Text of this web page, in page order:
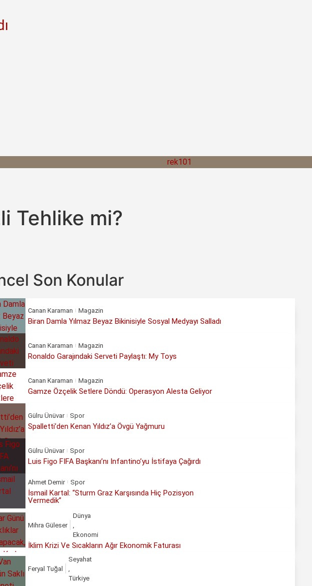
Tehlike mi?
Son Konular
Canan Karaman Magazin
Biran Damla Yılmaz Beyaz Bikinisiyle Sosyal Medyayı Salladı
Canan Karaman Magazin
Ronaldo Garajındaki Serveti Paylaştı: My Toys
Canan Karaman Magazin
Gamze Özçelik Setlere Döndü: Operasyon Alesta Geliyor
Gülru Ünüvar Spor
Spalletti’den Kenan Yıldız’a Övgü Yağmuru
Gülru Ünüvar Spor
Luis Figo FIFA Başkanı’nı Infantino’yu İstifaya Çağırdı
Ahmet Demir Spor
İsmail Kartal: “Sturm Graz Karşısında Hiç Pozisyon
Vermedik”
Mihra Güleser
Dünya
Ekonomi
İklim Krizi Ve Sıcakların Ağır Ekonomik Faturası
Feryal Tuğal
Seyahat
Türkiye